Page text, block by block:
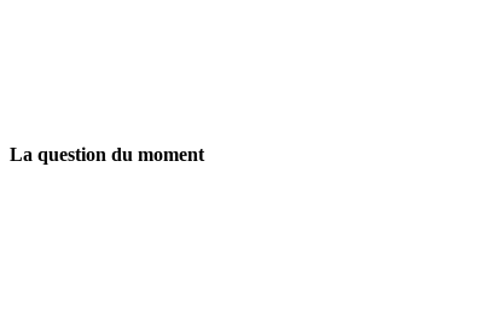
La question du moment